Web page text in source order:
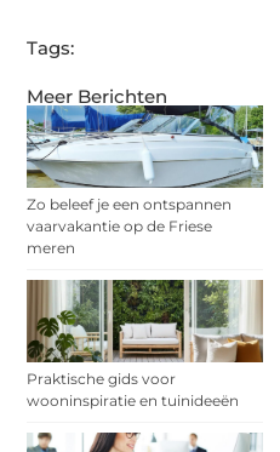
Meer Berichten
Zo beleef je een ontspannen
vaarvakantie op de Friese
meren
Praktische gids voor
wooninspiratie en tuinideeën
Tags: